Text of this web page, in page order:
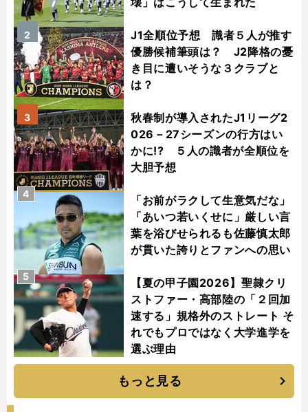
J1全順位予想 識者５人が推す
優勝候補筆頭は？ J2降格の憂
き目に遭いそうな３クラブと
は？
2
秋春制が導入されたJ1リーグ2
026－27シーズンの行方はい
かに!? ５人の識者が全順位を
大胆予想
3
「お前がラクして生意気だな」
「あいつ若いくせに」厳しい言
葉を浴びせられるも佐藤慎太郎
が貫いた誇りとファンへの思い
4
【夏の甲子園2026】聖隷クリ
ストファー・高部陸の「２回加
速する」規格外のストレート そ
れでもプロではなく大学進学を
選ぶ理由
5
もっと見る